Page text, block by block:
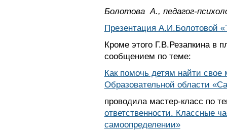
Болотова А., педагог-
Презентация А.И.Болотовой
Кроме этого Г.В.Резапкина в
сообщением по теме:
Как помочь детям найти
Образовательной области
проводила мастер-класс по
ответственности. Классные
самоопределении»